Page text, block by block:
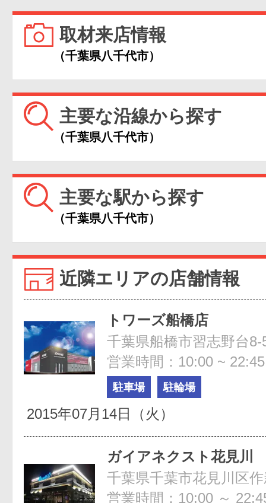
取材来店情報
（千葉県八千代市）
主要な沿線から探す
（千葉県八千代市）
主要な駅から探す
（千葉県八千代市）
近隣エリアの店舗情報
トワーズ船橋店
千葉県船橋市習志野台8-
営業時間：10:00 ~ 22:45
駐車場 駐輪場
2015年07月14日（火）
ガイアネクスト花見川
千葉県千葉市花見川区
営業時間：10:00 ～